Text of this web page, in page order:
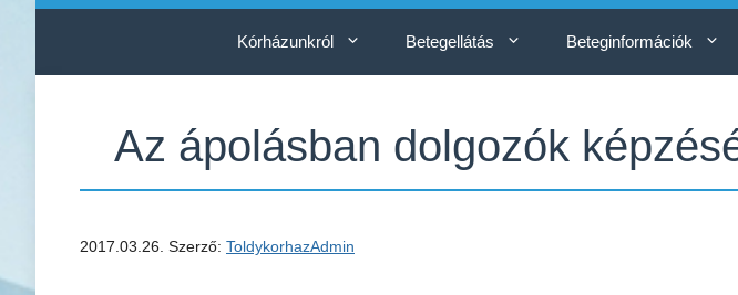
Kórházunkról Betegellátás Beteginformációk
Az ápolásban dolgozók
2017.03.26. Szerző: ToldykorhazAdmin